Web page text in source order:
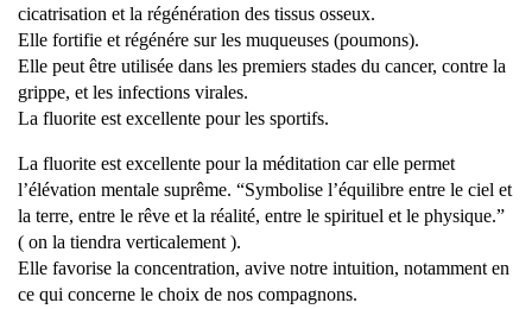
cicatrisation et la régénération des tissus osseux.
Elle fortifie et régénére sur les muqueuses (poumons).
Elle peut être utilisée dans les premiers stades du cancer, contre la
grippe, et les infections virales.
La fluorite est excellente pour les sportifs.
La fluorite est excellente pour la méditation car elle permet
l’élévation mentale suprême. “Symbolise l’équilibre entre le ciel et
la terre, entre le rêve et la réalité, entre le spirituel et le physique.”
( on la tiendra verticalement ).
Elle favorise la concentration, avive notre intuition, notamment en
ce qui concerne le choix de nos compagnons.